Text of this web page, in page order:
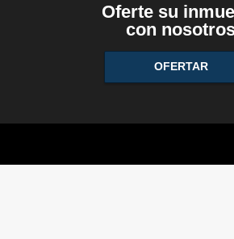
Oferte su
con
OFERTAR